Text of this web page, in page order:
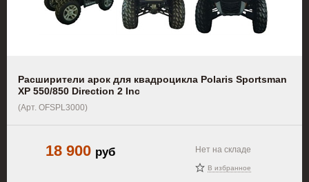
Расширители арок для квадроцикла Polaris Sportsman
XP 550/850 Direction 2 Inc
(Арт. OFSPL3000)
18 900 руб Нет на складе
В избранное